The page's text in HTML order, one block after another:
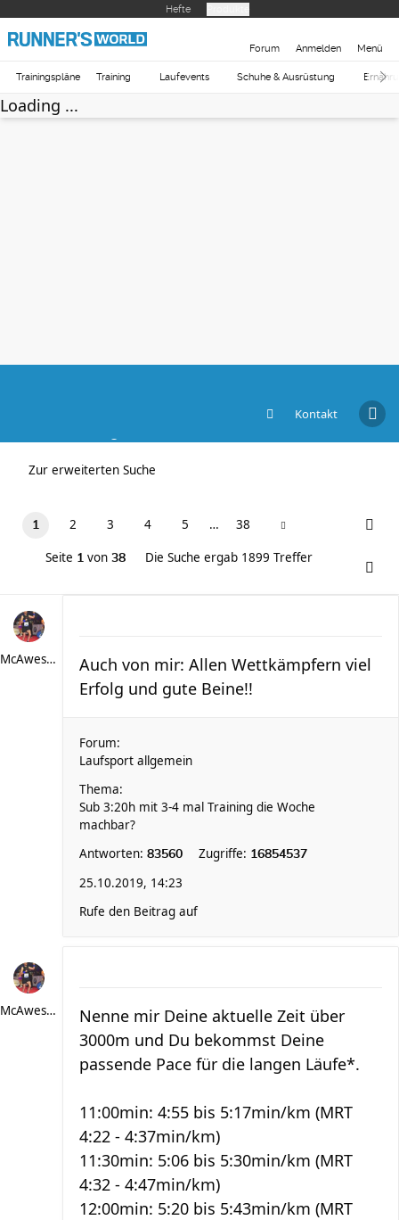
Hefte
Forum Anmelden Menü
Trainingspläne Training Laufevents Schuhe & Ausrüstung
Loading ...
Kontakt
Zur erweiterten Suche
1 2 3 4 5 … 38
Seite 1 von 38 Die Suche ergab 1899 Treffer
McAwesome
Auch von mir: Allen Wettkämpfern viel
Erfolg und gute Beine!!
Forum:
Laufsport allgemein
Thema:
Sub 3:20h mit 3-4 mal Training die Woche
machbar?
Antworten: 83560 Zugriffe: 16854537
25.10.2019, 14:23
Rufe den Beitrag auf
McAwesome
Nenne mir Deine aktuelle Zeit über
3000m und Du bekommst Deine
passende Pace für die langen Läufe*.
11:00min: 4:55 bis 5:17min/km (MRT
4:22 - 4:37min/km)
11:30min: 5:06 bis 5:30min/km (MRT
4:32 - 4:47min/km)
12:00min: 5:20 bis 5:43min/km (MRT